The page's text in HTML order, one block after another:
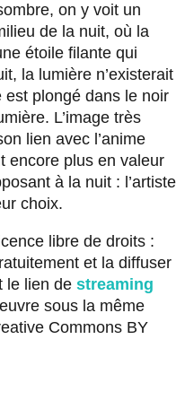
on y voit un
de la nuit, où la
étoile filante qui
la lumière n’existerait
est plongé dans le noir
L’image très
lien avec l’anime
encore plus en valeur
à la nuit : l’artiste
choix.
libre de droits :
et la diffuser
le lien de streaming
sous la même
Commons BY